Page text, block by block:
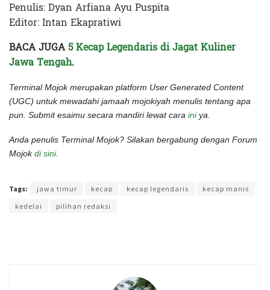
Penulis: Dyan Arfiana Ayu Puspita
Editor: Intan Ekapratiwi
BACA JUGA5 Kecap Legendaris di Jagat Kuliner
Jawa Tengah.
Terminal Mojok merupakan platform User Generated Content
(UGC) untuk mewadahi jamaah mojokiyah menulis tentang apa
pun. Submit esaimu secara mandiri lewat cara iniya.
Anda penulis Terminal Mojok? Silakan bergabung dengan Forum
Mojokdi sini.
Tags: jawa timur kecap kecap legendaris
kecap manis
kedelai
pilihan redaksi